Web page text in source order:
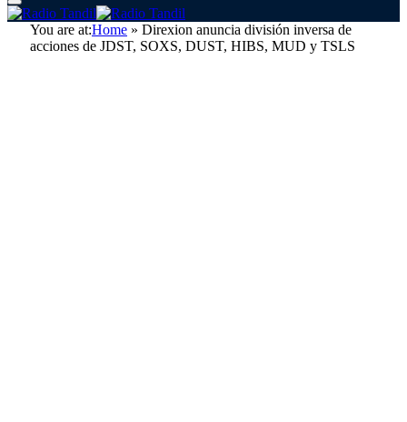
You are at:Home » Direxion anuncia división inversa de
acciones de JDST, SOXS, DUST, HIBS, MUD y TSLS